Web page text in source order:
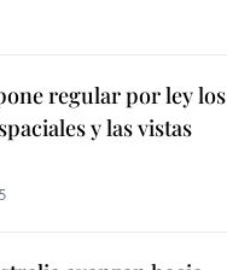
regular por ley los
y las vistas